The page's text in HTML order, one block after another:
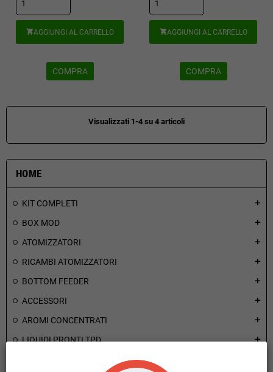
HOME
KIT COMPLETI add
BOX MOD add
ATOMIZZATORI add
RICAMBI ATOMIZZATORI add
BOTTOM FEEDER add
ACCESSORI add
AROMI CONCENTRATI add
LIQUIDI PRONTI TPD add
BASI NEUTRE VG PG E NICOTINE
AGGIUNGI AL CARRELLO
COMPRA
AGGIUNGI AL CARRELLO
COMPRA
Visualizzati 1-4 su 4 articoli